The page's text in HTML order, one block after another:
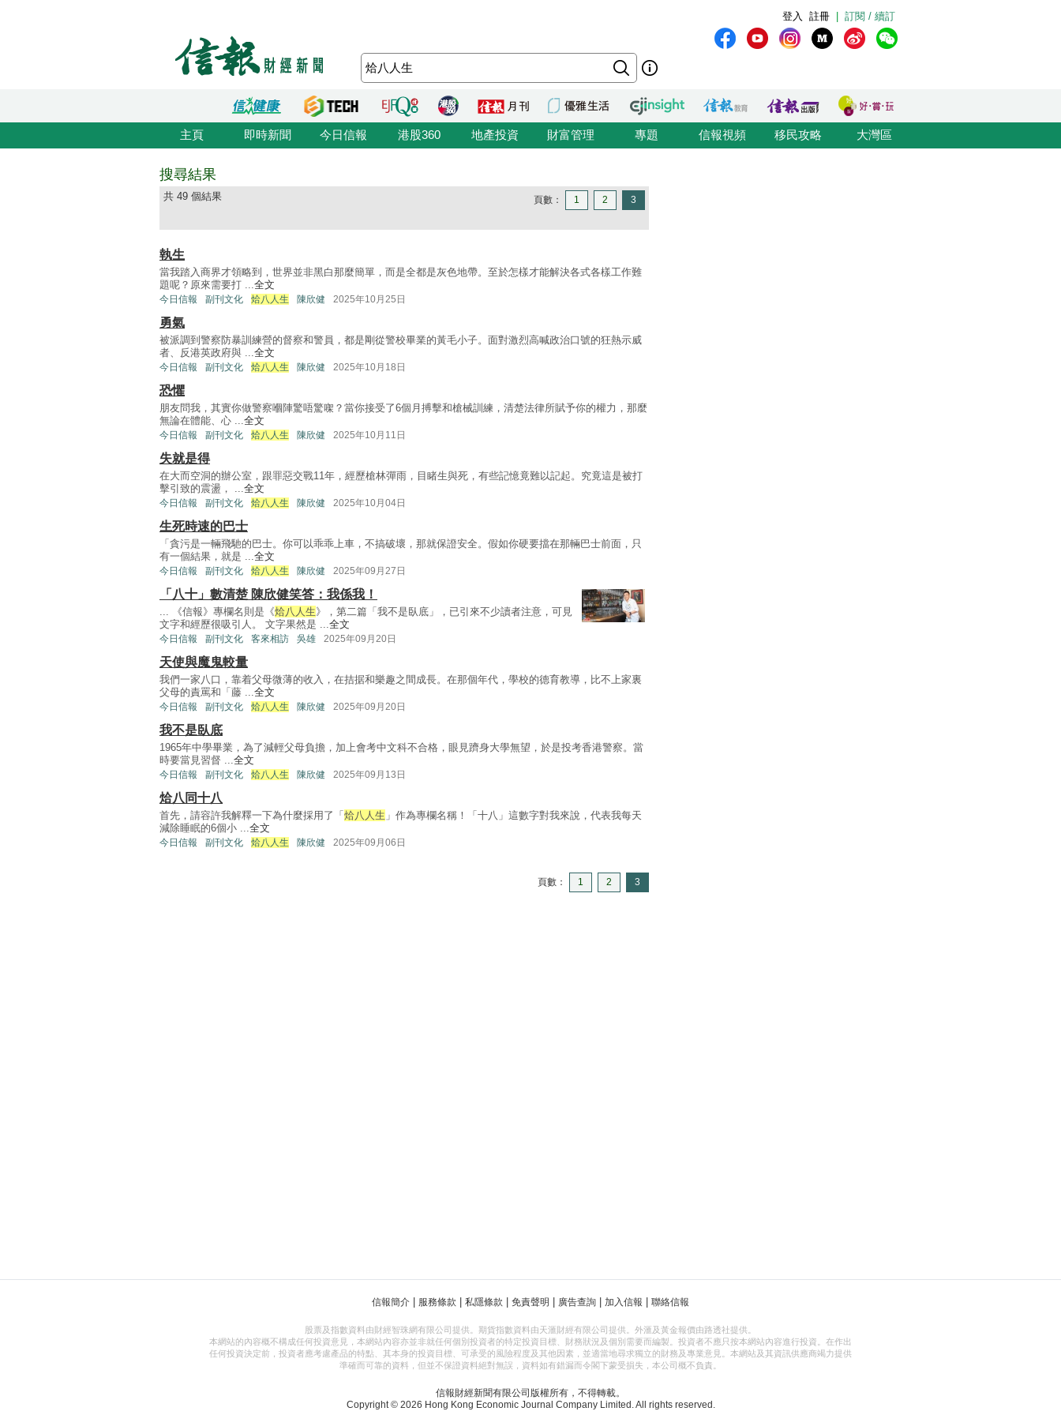
訂閱 / 續訂
註冊
登入
主頁 即時新聞 今日信報 港股360 地產投資 財富管理 專題 信報視頻 移民攻略 大灣區
搜尋結果
共 49 個結果 頁數： 1 2 3
執生
當我踏入商界才領略到，世界並非黑白那麼簡單，而是全都是灰色地帶。至於怎樣才能解決各式各樣工作難
題呢？原來需要打 ...全文
今日信報 副刊文化 烚八人生 陳欣健 2025年10月25日
勇氣
被派調到警察防暴訓練營的督察和警員，都是剛從警校畢業的黃毛小子。面對激烈高喊政治口號的狂熱示威
者、反港英政府與 ...全文
今日信報 副刊文化 烚八人生 陳欣健 2025年10月18日
恐懼
朋友問我，其實你做警察嗰陣驚唔驚㗎？當你接受了6個月搏擊和槍械訓練，清楚法律所賦予你的權力，那麼
無論在體能、心 ...全文
今日信報 副刊文化 烚八人生 陳欣健 2025年10月11日
失就是得
在大而空洞的辦公室，跟罪惡交戰11年，經歷槍林彈雨，目睹生與死，有些記憶竟難以記起。究竟這是被打
擊引致的震盪， ...全文
今日信報 副刊文化 烚八人生 陳欣健 2025年10月04日
生死時速的巴士
「貪污是一輛飛馳的巴士。你可以乖乖上車，不搞破壞，那就保證安全。假如你硬要擋在那輛巴士前面，只
有一個結果，就是 ...全文
今日信報 副刊文化 烚八人生 陳欣健 2025年09月27日
「八十」數清楚 陳欣健笑答：我係我！
... 《信報》專欄名則是《烚八人生》，第二篇「我不是臥底」，已引來不少讀者注意，可見
文字和經歷很吸引人。 文字果然是 ...全文
今日信報 副刊文化 客來相訪 吳雄 2025年09月20日
天使與魔鬼較量
我們一家八口，靠着父母微薄的收入，在拮据和樂趣之間成長。在那個年代，學校的德育教導，比不上家裏
父母的責罵和「藤 ...全文
今日信報 副刊文化 烚八人生 陳欣健 2025年09月20日
我不是臥底
1965年中學畢業，為了減輕父母負擔，加上會考中文科不合格，眼見躋身大學無望，於是投考香港警察。當
時要當見習督 ...全文
今日信報 副刊文化 烚八人生 陳欣健 2025年09月13日
烚八同十八
首先，請容許我解釋一下為什麼採用了「 烚八人生 」作為專欄名稱！「十八」這數字對我來說，代表我每天
減除睡眠的6個小 ...全文
今日信報 副刊文化 烚八人生 陳欣健 2025年09月06日
頁數： 1 2 3
信報簡介 服務條款 私隱條款 免責聲明 廣告查詢 加入信報 聯絡信報
股票及指數資料由財經智珠網有限公司提供。期貨指數資料由天滙財經有限公司提供。外滙及黃金報價由路透社提供。
本網站的內容概不構成任何投資意見，本網站內容亦並非就任何個別投資者的特定投資目標、財務狀況及個別需要而編製。投資者不應只按本網站內容進行投資。在作出
任何投資決定前，投資者應考慮產品的特點、其本身的投資目標、可承受的風險程度及其他因素，並適當地尋求獨立的財務及專業意見。本網站及其資訊供應商竭力提供
準確而可靠的資料，但並不保證資料絕對無誤，資料如有錯漏而令閣下蒙受損失，本公司概不負責。
信報財經新聞有限公司版權所有，不得轉載。
Copyright © 2026 Hong Kong Economic Journal Company Limited. All rights reserved.